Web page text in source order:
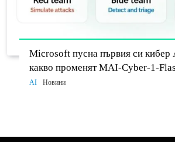
Microsoft пусна първия си кибер
какво променят MAI-Cyber-1-
Perception
AI Новини